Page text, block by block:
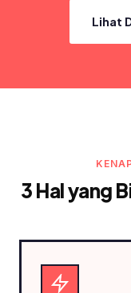
Lihat
3 Hal yang